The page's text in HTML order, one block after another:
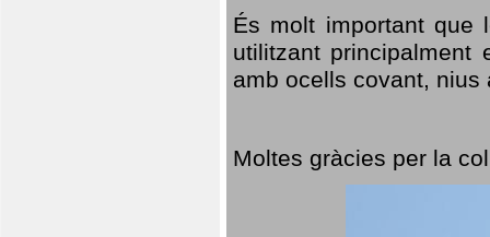
És molt important que
utilitzant
amb ocells covant,
Moltes gràcies per la